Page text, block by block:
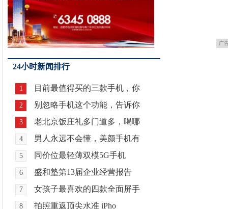
广
24小时新闻排行
1 目前最值得买的三款手机，你
2 别忽略手机这个功能，告诉你
3 老北京饭庄礼多门道多，喝哪
4 男人永远不会懂，美颜手机有
5 同价位最轻薄双模5G手机
6 盛和塾第13届企业经营报告
7 女孩子最喜欢的四款全面屏手
8 拍照重返顶尖水准 iPho